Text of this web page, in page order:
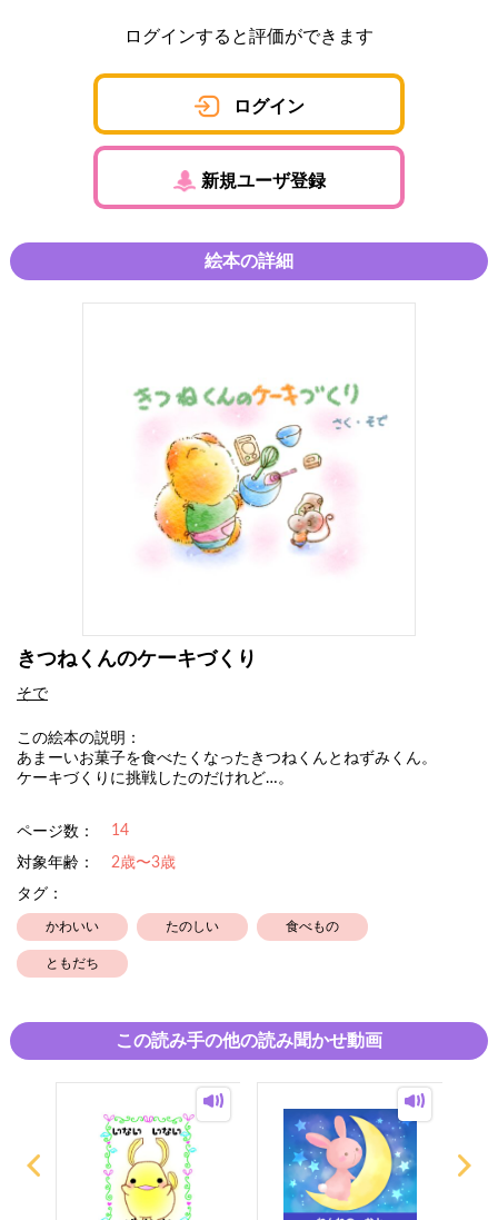
ログインすると評価ができます
ログイン
新規ユーザ登録
絵本の詳細
きつねくんのケーキづくり
そで
この絵本の説明：
あまーいお菓子を食べたくなったきつねくんとねずみくん。
ケーキづくりに挑戦したのだけれど…。
ページ数： 14
対象年齢：
2歳〜3歳
タグ：
かわいい たのしい 食べもの
ともだち
この読み手の他の読み聞かせ動画